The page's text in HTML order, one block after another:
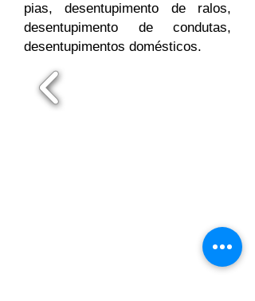
pias, desentupimento de ralos,
desentupimento de condutas,
desentupimentos domésticos.